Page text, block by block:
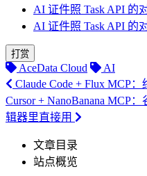
AI 证件照 Task API 的
AI 证件照 Task API 的
打赏
AceData Cloud
AI
Claude Code + Flux MCP
Cursor + NanoBanana MCP
辑器里直接用
文章目录
站点概览